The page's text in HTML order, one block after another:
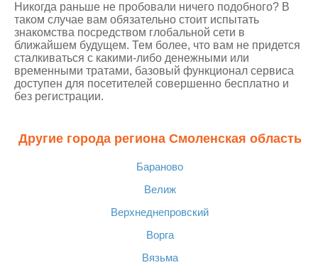
Никогда раньше не пробовали ничего подобного? В
таком случае вам обязательно стоит испытать
знакомства посредством глобальной сети в
ближайшем будущем. Тем более, что вам не придется
сталкиваться с какими-либо денежными или
временными тратами, базовый функционал сервиса
доступен для посетителей совершенно бесплатно и
без регистрации.
Другие города региона Смоленская область
Бараново
Велиж
Верхнеднепровский
Ворга
Вязьма